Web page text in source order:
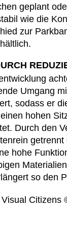
geplant
wie die
zur
Umgang
sodass er
hohen
Durch den
hohe
so den
Citizens